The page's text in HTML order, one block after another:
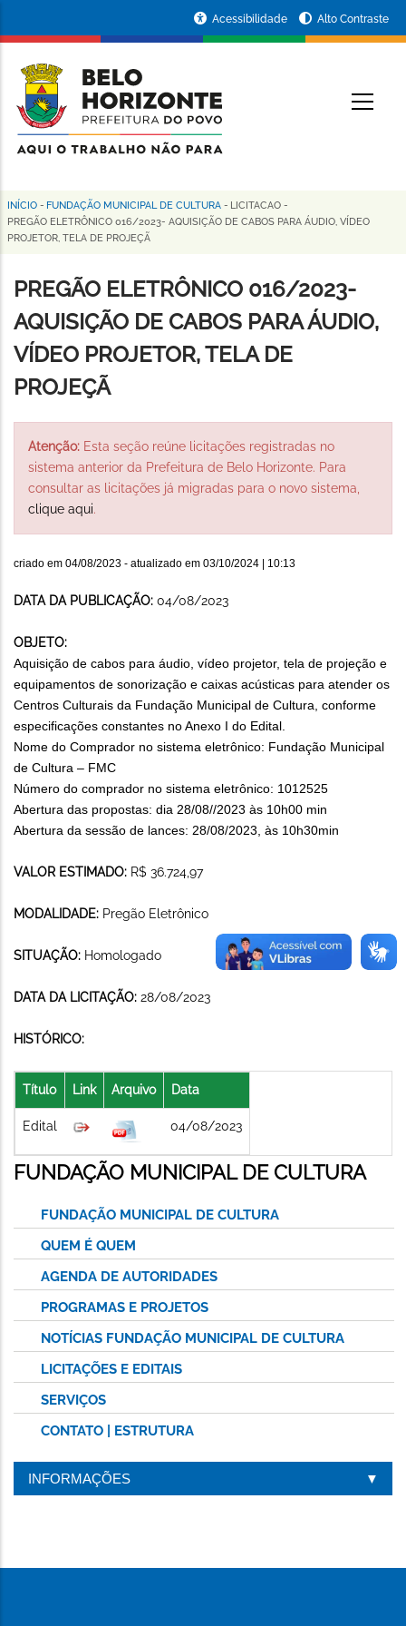
conteúdo
principal
da
Prefeitura
de
Horizonte
Acessibilidade Alto Contraste
Trilha
de
navegação
INÍCIO - FUNDAÇÃO MUNICIPAL DE CULTURA - LICITACAO -
PREGÃO ELETRÔNICO 016/2023- AQUISIÇÃO DE CABOS PARA ÁUDIO, VÍDEO
PROJETOR, TELA DE PROJEÇÃ
PREGÃO ELETRÔNICO 016/2023-
AQUISIÇÃO DE CABOS PARA ÁUDIO,
VÍDEO PROJETOR, TELA DE
PROJEÇÃ
Atenção: Esta seção reúne licitações registradas no
sistema anterior da Prefeitura de Belo Horizonte. Para
consultar as licitações já migradas para o novo sistema,
clique aqui.
criado em 04/08/2023 - atualizado em 03/10/2024 | 10:13
DATA DA PUBLICAÇÃO: 04/08/2023
OBJETO:
Aquisição de cabos para áudio, vídeo projetor, tela de projeção e
equipamentos de sonorização e caixas acústicas para atender os
Centros Culturais da Fundação Municipal de Cultura, conforme
especificações constantes no Anexo I do Edital.
Nome do Comprador no sistema eletrônico: Fundação Municipal
de Cultura – FMC
Número do comprador no sistema eletrônico: 1012525
Abertura das propostas: dia 28/08//2023 às 10h00 min
Abertura da sessão de lances: 28/08/2023, às 10h30min
VALOR ESTIMADO: R$ 36.724,97
MODALIDADE: Pregão Eletrônico
SITUAÇÃO: Homologado
DATA DA LICITAÇÃO: 28/08/2023
HISTÓRICO:
Título Link Arquivo Data
Edital 04/08/2023
FUNDAÇÃO MUNICIPAL DE CULTURA
FUNDAÇÃO MUNICIPAL DE CULTURA
QUEM É QUEM
AGENDA DE AUTORIDADES
PROGRAMAS E PROJETOS
NOTÍCIAS FUNDAÇÃO MUNICIPAL DE CULTURA
LICITAÇÕES E EDITAIS
SERVIÇOS
CONTATO | ESTRUTURA
INFORMAÇÕES